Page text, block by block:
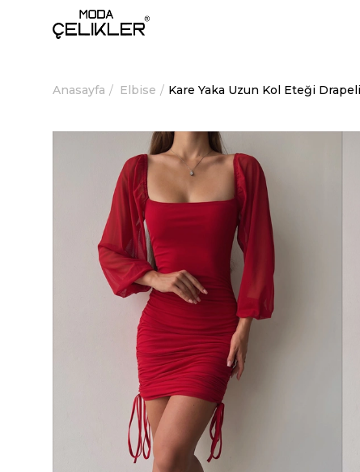
Anasayfa Elbise Kare Yaka Uzun Kol Eteği